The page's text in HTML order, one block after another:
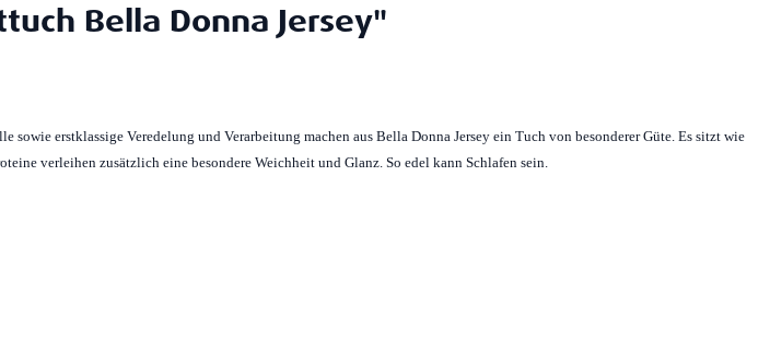
Bella Donna Jersey"
erstklassige Veredelung und Verarbeitung machen aus Bella Donna Jersey ein Tuch von besonderer Güte. Es sitzt wie
verleihen zusätzlich eine besondere Weichheit und Glanz. So edel kann Schlafen sein.